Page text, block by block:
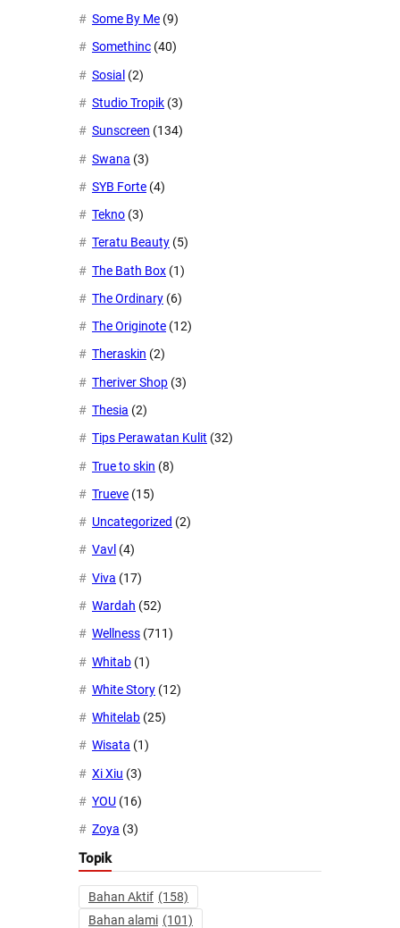
Some By Me (9)
Somethinc (40)
Sosial (2)
Studio Tropik (3)
Sunscreen (134)
Swana (3)
SYB Forte (4)
Tekno (3)
Teratu Beauty (5)
The Bath Box (1)
The Ordinary (6)
The Originote (12)
Theraskin (2)
Theriver Shop (3)
Thesia (2)
Tips Perawatan Kulit (32)
True to skin (8)
Trueve (15)
Uncategorized (2)
Vavl (4)
Viva (17)
Wardah (52)
Wellness (711)
Whitab (1)
White Story (12)
Whitelab (25)
Wisata (1)
Xi Xiu (3)
YOU (16)
Zoya (3)
Topik
Bahan Aktif (158)
Bahan alami (101)